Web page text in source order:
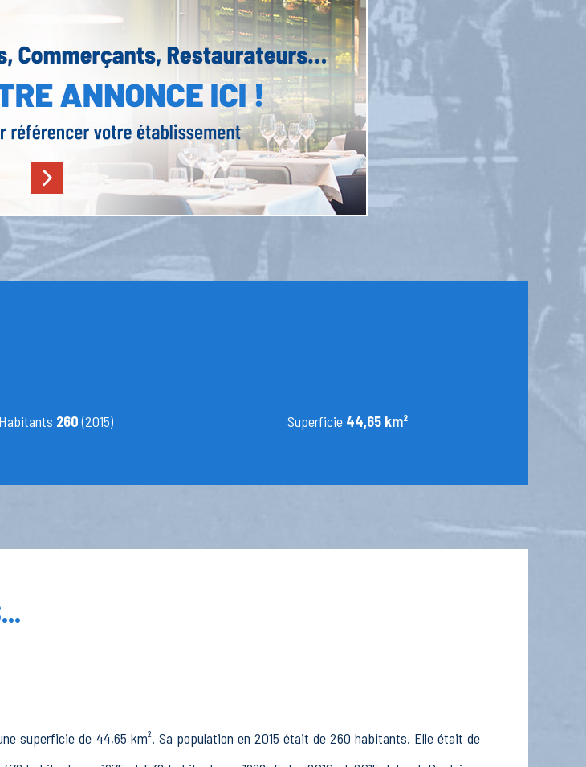
Habitants 260(2015) Superficie 44,65 km²
superficie de 44,65 km². Sa population en 2015 était de 260 habitants. Elle était de